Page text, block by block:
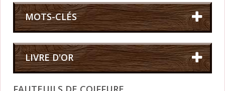
MOTS-CLÉS
LIVRE D'OR